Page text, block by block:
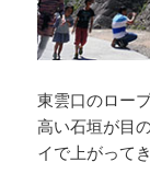
東雲口のロー
高い石垣が目
イで上がって